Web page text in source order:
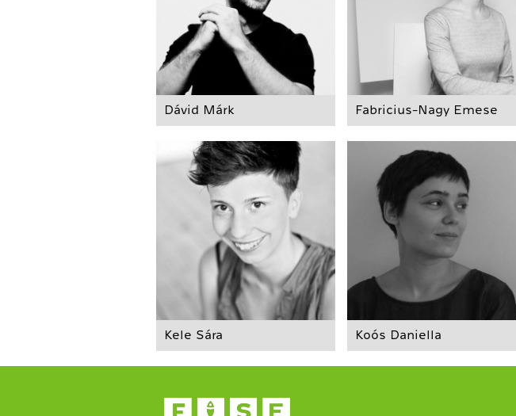
Dávid Márk Fabricius-Nagy Emese
Kele Sára Koós Daniella